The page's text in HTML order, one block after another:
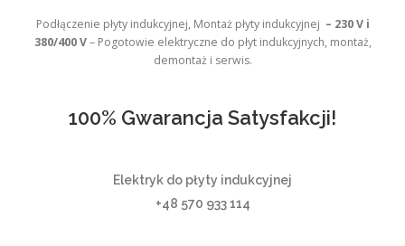
Podłączenie płyty indukcyjnej, Montaż płyty indukcyjnej – 230 V i
380/400 V– Pogotowie elektryczne do płyt indukcyjnych, montaż,
demontaż i serwis.
100% Gwarancja Satysfakcji!
Elektryk do płyty indukcyjnej
+48 570 933 114